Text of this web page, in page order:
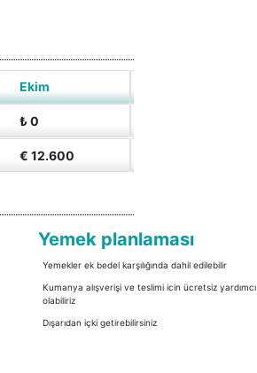
Ekim
₺ 0
€ 12.600
Yemek planlaması
Yemekler ek bedel karşılığında dahil edilebilir
Kumanya alışverişi ve teslimi icin ücretsiz yardımcı
olabiliriz
Dışarıdan içki getirebilirsiniz